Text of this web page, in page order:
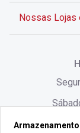
Nossas Lojas